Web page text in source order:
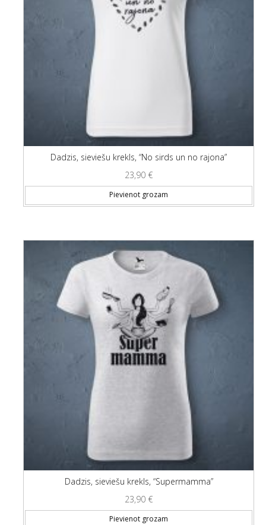
Dadzis, sieviešu krekls, “No sirds un no rajona”
23,90 €
Pievienot grozam
Dadzis, sieviešu krekls, “Supermamma”
23,90 €
Pievienot grozam